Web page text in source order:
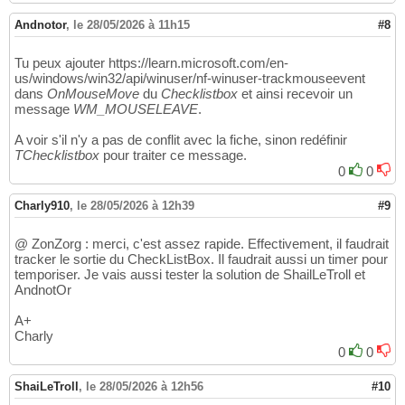
33
34
36
37
38
39
41
42
44
45
46
47
48
49
50
52
53
55
56
57
procedure ActivateHint(aRect: TRect;
end;
var
  Form1: TForm1;
  itemindexprec:
Integer
  lzwidth,lzheight:
Integer;
  Letext:
String;
= ($FF,
  GIF_HEADER:
array[0..2] of byte = ($47,
  BMP_HEADER:
array $42,
  PNG_HEADER:
array[0..3] of byte = ($89,
  TIF_HEADER:
0.. 2] of = ( $49 ,
implementation
STRING ):
VAR
      STREAM: Tfilestream;
18
19
20
21
22
23
24
26
27
29
30
31
32
33
34
35
37
38
40
41
42
  PixelsPerInch =
96
  TextHeight =
13
object CheckListBox1: TCheckListBox
    Left =
0
    Top =
0
    Width =
137
    Height =
217
    ItemHeight =
    Items.Strings =
(
'Tulip.jpg'
'Ficus.bmp'
'Marigold.bmp'
'Mint.bmp'
'Rose.bmp'
'Tulsi.bmp'
'Bamboo.bmp'
'Fern.bmp'
'Lemon.gif'
'Banana.jpg')
    ParentShowHint =
False
Andnotor, le 28/05/2026 à 11h15 #8
Tu peux ajouter https://learn.microsoft.com/en-
us/windows/win32/api/winuser/nf-winuser-trackmouseevent
dans OnMouseMove du Checklistbox et ainsi recevoir un
message WM_MOUSELEAVE.
A voir s'il n'y a pas de conflit avec la fiche, sinon redéfinir
TChecklistbox pour traiter ce message.
0
0
Charly910, le 28/05/2026 à 12h39 #9
@ ZonZorg : merci, c'est assez rapide. Effectivement, il faudrait
tracker le sortie du CheckListBox. Il faudrait aussi un timer pour
temporiser. Je vais aussi tester la solution de ShailLeTroll et
AndnotOr
A+
Charly
0
0
ShaiLeTroll , le 28/05/2026 à 12h56 #10